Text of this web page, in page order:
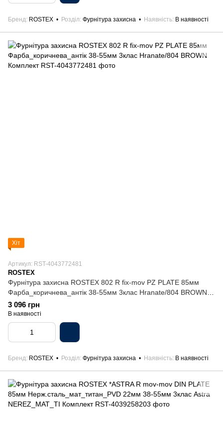
Бренд ROSTEX Розділ Фурнітура захисна Наявність В наявності
Хіт
Артикул: RST-4043772481
ROSTEX
Фурнітура захисна ROSTEX 802 R fix-mov PZ PLATE 85мм
Фарба_коричнева_антік 38-55мм 3клас Hranate/804 BROWN
Комплект
3 096 грн
В наявності
Бренд ROSTEX Розділ Фурнітура захисна Наявність В наявності